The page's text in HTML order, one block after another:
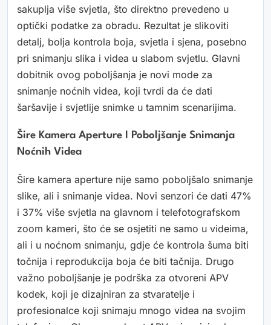
sakuplja više svjetla, što direktno prevedeno u
optički podatke za obradu. Rezultat je slikoviti
detalj, bolja kontrola boja, svjetla i sjena, posebno
pri snimanju slika i videa u slabom svjetlu. Glavni
dobitnik ovog poboljšanja je novi mode za
snimanje noćnih videa, koji tvrdi da će dati
šaršavije i svjetlije snimke u tamnim scenarijima.
Šire Kamera Aperture I Poboljšanje Snimanja
Noćnih Videa
Šire kamera aperture nije samo poboljšalo snimanje
slike, ali i snimanje videa. Novi senzori će dati 47%
i 37% više svjetla na glavnom i telefotografskom
zoom kameri, što će se osjetiti ne samo u videima,
ali i u noćnom snimanju, gdje će kontrola šuma biti
točnija i reprodukcija boja će biti tačnija. Drugo
važno poboljšanje je podrška za otvoreni APV
kodek, koji je dizajniran za stvaratelje i
profesionalce koji snimaju mnogo videa na svojim